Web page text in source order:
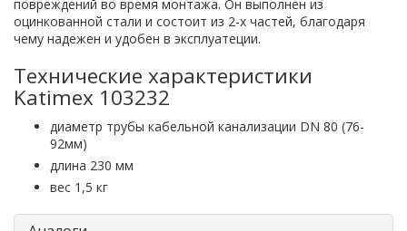
повреждений во время монтажа. Он выполнен из
оцинкованной стали и состоит из 2-х частей, благодаря
чему надежен и удобен в эксплуатеции.
Технические характеристики
Katimex 103232
диаметр трубы кабельной канализации DN 80 (76-
92мм)
длина 230 мм
вес 1,5 кг